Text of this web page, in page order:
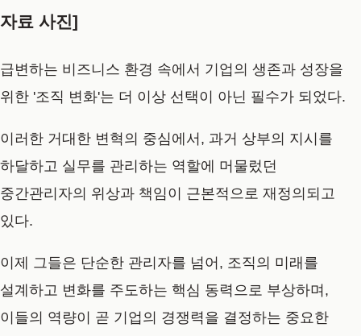
자료 사진]
급변하는 비즈니스 환경 속에서 기업의 생존과 성장을
위한 '조직 변화'는 더 이상 선택이 아닌 필수가 되었다.
이러한 거대한 변혁의 중심에서, 과거 상부의 지시를
하달하고 실무를 관리하는 역할에 머물렀던
중간관리자의 위상과 책임이 근본적으로 재정의되고
있다.
이제 그들은 단순한 관리자를 넘어, 조직의 미래를
설계하고 변화를 주도하는 핵심 동력으로 부상하며,
이들의 역량이 곧 기업의 경쟁력을 결정하는 중요한